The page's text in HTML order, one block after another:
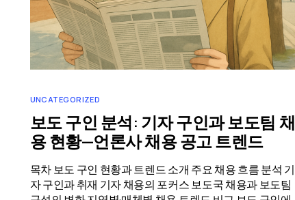
UNCATEGORIZED
보도 구인 분석: 기자 구인과 보도팀 채
용 현황—언론사 채용 공고 트렌드
목차 보도 구인 현황과 트렌드 소개 주요 채용 흐름 분석 기
자 구인과 취재 기자 채용의 포커스 보도국 채용과 보도팀